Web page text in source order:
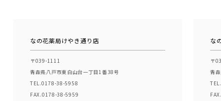
なの花薬局けやき通り店
〒039-1111
青森県八戸市東白山台一丁目1番38号
TEL.0178-38-5958
FAX.0178-38-5959
な
〒
青